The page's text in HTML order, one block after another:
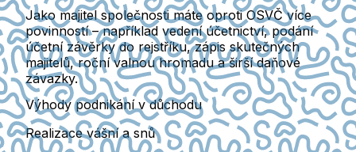
Jako majitel společnosti máte oproti OSVČvíce
povinností– například vedení účetnictví, podání
účetní závěrky do rejstříku, zápis skutečných
majitelů, roční valnou hromadu a širší daňové
závazky.
Výhody podnikání v důchodu
Realizace vášní a snů